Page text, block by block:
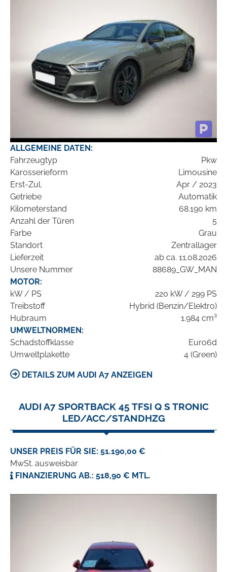
ALLGEMEINE DATEN:
Fahrzeugtyp
Pkw
Karosserieform
Limousine
Erst-Zul.
Apr / 2023
Getriebe
Automatik
Kilometerstand
68.190 km
Anzahl der Türen
5
Farbe
Grau
Standort
Zentrallager
Lieferzeit
ab ca. 11.08.2026
Unsere Nummer
88689_GW_MAN
MOTOR:
kW / PS
220 kW / 299 PS
Treibstoff
Hybrid (Benzin/Elektro)
Hubraum
1.984 cm³
UMWELTNORMEN:
Schadstoffklasse
Euro6d
Umweltplakette
4 (Green)
DETAILS ZUM AUDI A7 ANZEIGEN
AUDI A7 SPORTBACK 45 TFSI Q S TRONIC
LED/ACC/STANDHZG
UNSER PREIS FÜR SIE: 51.190,00 €
MwSt. ausweisbar
FINANZIERUNG AB.: 518,90 € MTL.